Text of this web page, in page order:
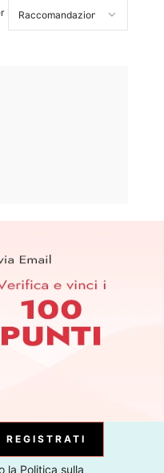
ANTEPRIMA! (È
Abbonati
REGISTRATI
la Politica sulla